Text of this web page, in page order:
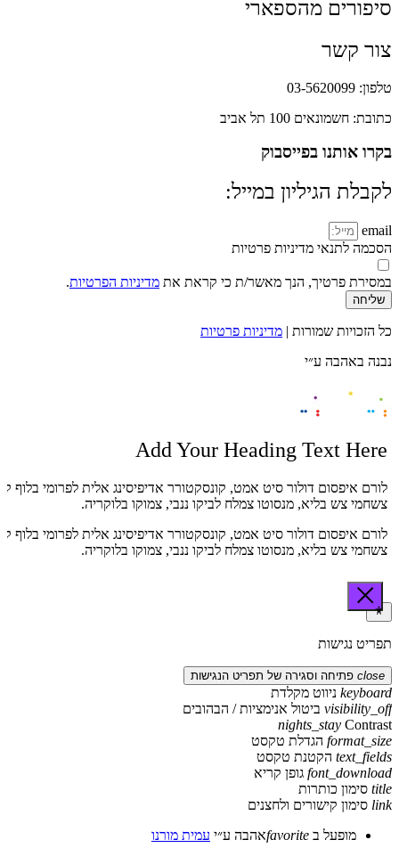
סיפורים מהספארי
צור קשר
טלפון: 03-5620099
כתובת: חשמונאים 100 תל אביב
בקרו אותנו בפייסבוק
לקבלת הגיליון במייל:
email
הסכמה לתנאי מדיניות פרטיות
במסירת פרטיך, הנך מאשר/ת כי קראת את מדיניות הפרטיות.
שליחה
כל הזכויות שמורות | מדיניות פרטיות
נבנה באהבה ע״י
Add Your Heading Text Here
לורם איפסום דולור סיט אמט, קונסקטורר אדיפיסינג אלית לפרומי בלוף
צשחמי צש בליא, מנסוטו צמלח לביקו ננבי, צמוקו בלוקריה.
לורם איפסום דולור סיט אמט, קונסקטורר אדיפיסינג אלית לפרומי בלוף
צשחמי צש בליא, מנסוטו צמלח לביקו ננבי, צמוקו בלוקריה.
תפריט נגישות
close פתיחה וסגירה של תפריט הנגישות
keyboard ניווט מקלדת
visibility_off ביטול אנימציות / הבהובים
nights_stay Contrast
format_size הגדלת טקסט
text_fields הקטנת טקסט
font_download גופן קריא
title סימון כותרות
link סימון קישורים ולחצנים
מופעל ב favoriteאהבה ע״י עמית מורנו